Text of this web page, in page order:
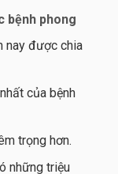
bệnh phong
nay được chia
của bệnh
trọng hơn.
những triệu